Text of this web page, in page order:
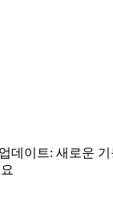
데이트: 새로운